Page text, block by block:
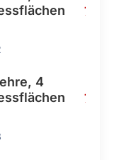
76,10
4
79,70